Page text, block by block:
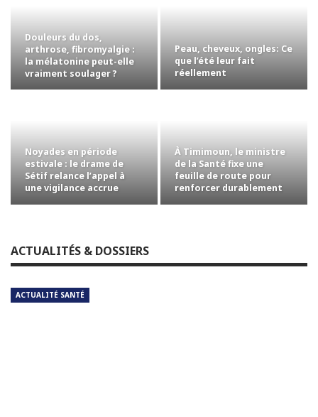
Douleurs du dos,
arthrose, fibromyalgie :
la mélatonine peut-elle
vraiment soulager ?
Peau, cheveux, ongles: Ce
que l’été leur fait
réellement
Noyades en période
estivale : le drame de
Sétif relance l’appel à
une vigilance accrue
À Timimoun, le ministre
de la Santé fixe une
feuille de route pour
renforcer durablement
ACTUALITÉS & DOSSIERS
ACTUALITÉ SANTÉ